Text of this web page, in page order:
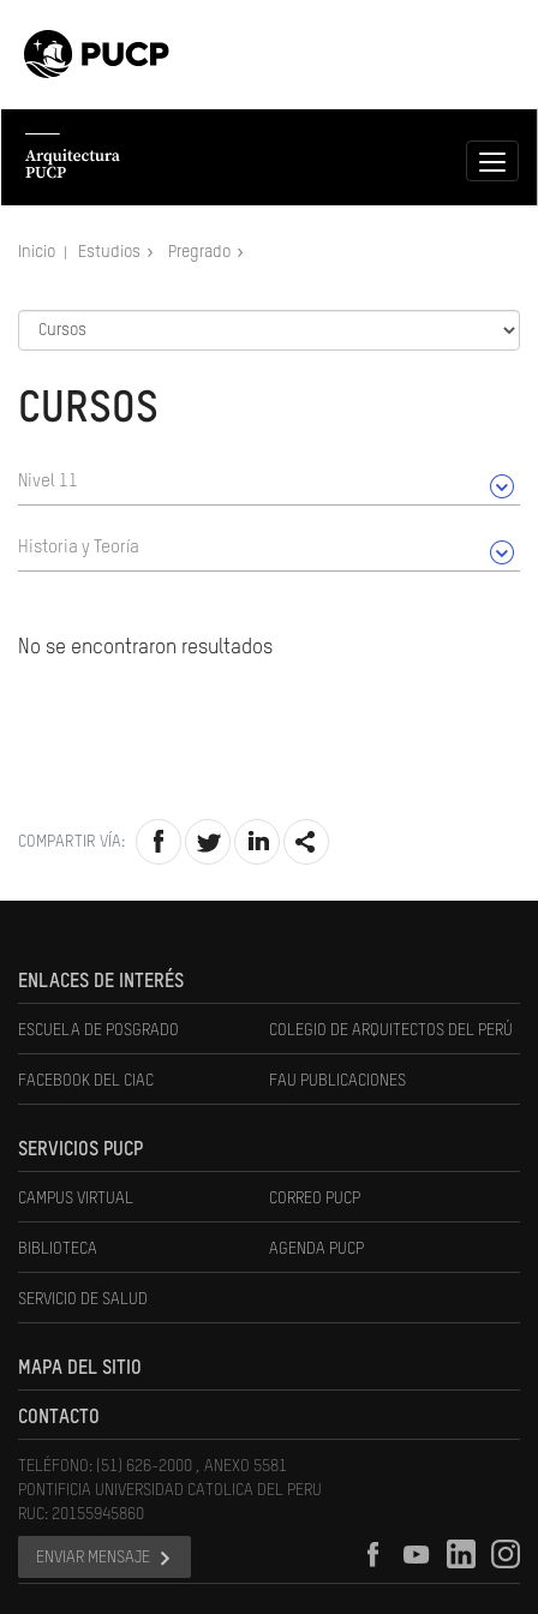
Inicio Estudios Pregrado
CURSOS
Nivel 11
Historia y Teoría
No se encontraron resultados
COMPARTIR VÍA:
ENLACES DE INTERÉS
ESCUELA DE POSGRADO COLEGIO DE ARQUITECTOS DEL PERÚ
FACEBOOK DEL CIAC FAU PUBLICACIONES
SERVICIOS PUCP
CAMPUS VIRTUAL CORREO PUCP
BIBLIOTECA AGENDA PUCP
SERVICIO DE SALUD
MAPA DEL SITIO
CONTACTO
TELÉFONO: (51) 626-2000 , ANEXO 5581
PONTIFICIA UNIVERSIDAD CATOLICA DEL PERU
RUC: 20155945860
ENVIAR MENSAJE